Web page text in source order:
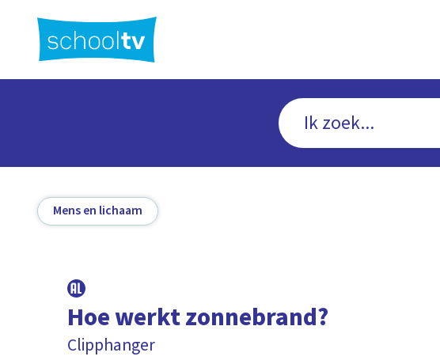
hoofdinhoud
Mens en lichaam
Hoe werkt zonnebrand?
Clipphanger